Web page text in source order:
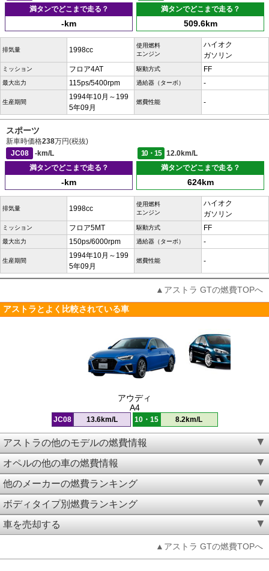
満タンでどこまで走る？
-km
満タンでどこまで走る？
509.6km
排気量 1998cc
使用燃料
エンジン
ハイオク
ガソリン
ミッション フロア4AT 駆動方式 FF
最大出力 115ps/5400rpm 過給器（ターボ） -
生産期間
1994年10月～199
5年09月
燃費性能 -
スポーツ
新車時価格238万円(税抜)
JC08
-km/L 10・15
12.0km/L
満タンでどこまで走る？
-km
満タンでどこまで走る？
624km
排気量 1998cc
使用燃料
エンジン
ハイオク
ガソリン
ミッション フロア5MT 駆動方式 FF
最大出力 150ps/6000rpm 過給器（ターボ） -
生産期間
1994年10月～199
5年09月
燃費性能 -
▲アストラ GTの燃費TOPへ
アストラとよく比較されている車
アウディ
A4
JC08 13.6km/L 10・15 8.2km/L
アストラの他のモデルの燃費情報
オペルの他の車の燃費情報
他のメーカーの燃費ランキング
ボディタイプ別燃費ランキング
車を売却する
▲アストラ GTの燃費TOPへ